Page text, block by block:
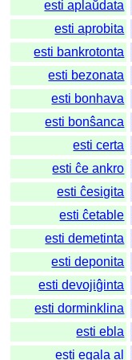
esti aplaŭdata
esti aprobita
esti bankrotonta
esti bezonata
esti bonhava
esti bonŝanca
esti certa
esti ĉe ankro
esti ĉesigita
esti ĉetable
esti demetinta
esti deponita
esti devojiĝinta
esti dorminklina
esti ebla
esti egala al